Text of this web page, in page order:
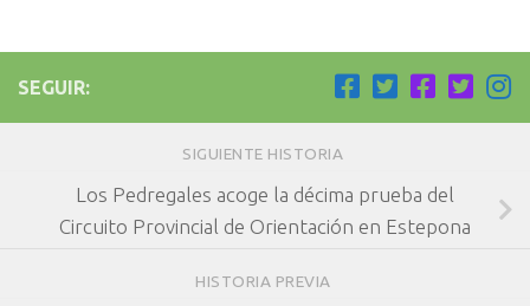
SEGUIR:
SIGUIENTE HISTORIA
Los Pedregales acoge la décima prueba del
Circuito Provincial de Orientación en Estepona
HISTORIA PREVIA